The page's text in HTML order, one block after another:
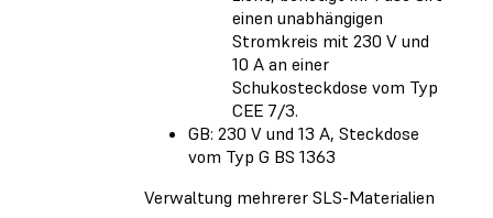
einen unabhängigen
Stromkreis mit 230 V und
10 A an einer
Schukosteckdose vom Typ
CEE 7/3.
GB: 230 V und 13 A, Steckdose
vom Typ G BS 1363
Verwaltung mehrerer SLS-Materialien